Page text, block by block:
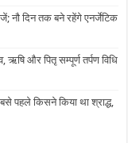
नौ दिन तक बने रहेंगे एनर्जेटिक
ऋषि और पितृ सम्पूर्ण तर्पण विधि
पहले किसने किया था श्राद्ध,